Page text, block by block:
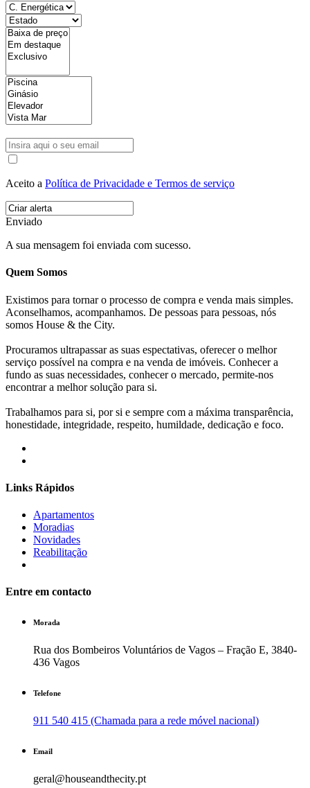
Aceito a Política de Privacidade e Termos de serviço
Enviado
A sua mensagem foi enviada com sucesso.
Quem Somos
Existimos para tornar o processo de compra e venda mais simples.
Aconselhamos, acompanhamos. De pessoas para pessoas, nós
somos House & the City.
Procuramos ultrapassar as suas espectativas, oferecer o melhor
serviço possível na compra e na venda de imóveis. Conhecer a
fundo as suas necessidades, conhecer o mercado, permite-nos
encontrar a melhor solução para si.
Trabalhamos para si, por si e sempre com a máxima transparência,
honestidade, integridade, respeito, humildade, dedicação e foco.
Links Rápidos
Apartamentos
Moradias
Novidades
Reabilitação
Entre em contacto
Morada
Rua dos Bombeiros Voluntários de Vagos – Fração E, 3840-
436 Vagos
Telefone
911 540 415 (Chamada para a rede móvel nacional)
Email
geral@houseandthecity.pt